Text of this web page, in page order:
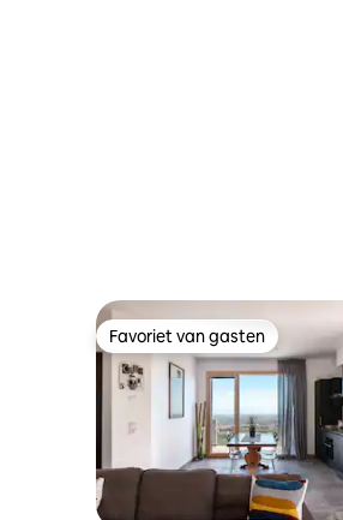
Favoriet van gasten
Favoriet van gasten